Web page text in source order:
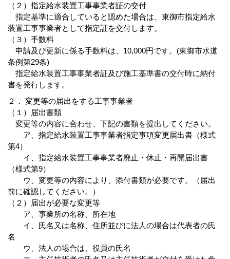
（２）指定給水装置工事事業者証の交付
指定基準に適合していると認めた場合は、東御市指定給水
装置工事事業者として指定証を交付します。
（３）手数料
申請及び更新に係る手数料は、10,000円です。(東御市水道
条例第29条)
指定給水装置工事事業者証及び施工基準書の交付時に納付
書を発行します。
２． 変更等の届出をする工事事業者
（１）届出書類
変更等の内容に合わせ、下記の書類を提出してください。
ア、指定給水装置工事事業者指定事項変更届出書（様式
第4）
イ、指定給水装置工事事業者廃止・休止・再開届出書
（様式第9）
ウ、変更等の内容により、添付書類が必要です。（届出
前に確認してください。）
（２）届出が必要な変更等
ア、事業所の名称、所在地
イ、氏名又は名称、住所並びに法人の場合は代表者の氏
名
ウ、法人の場合は、役員の氏名